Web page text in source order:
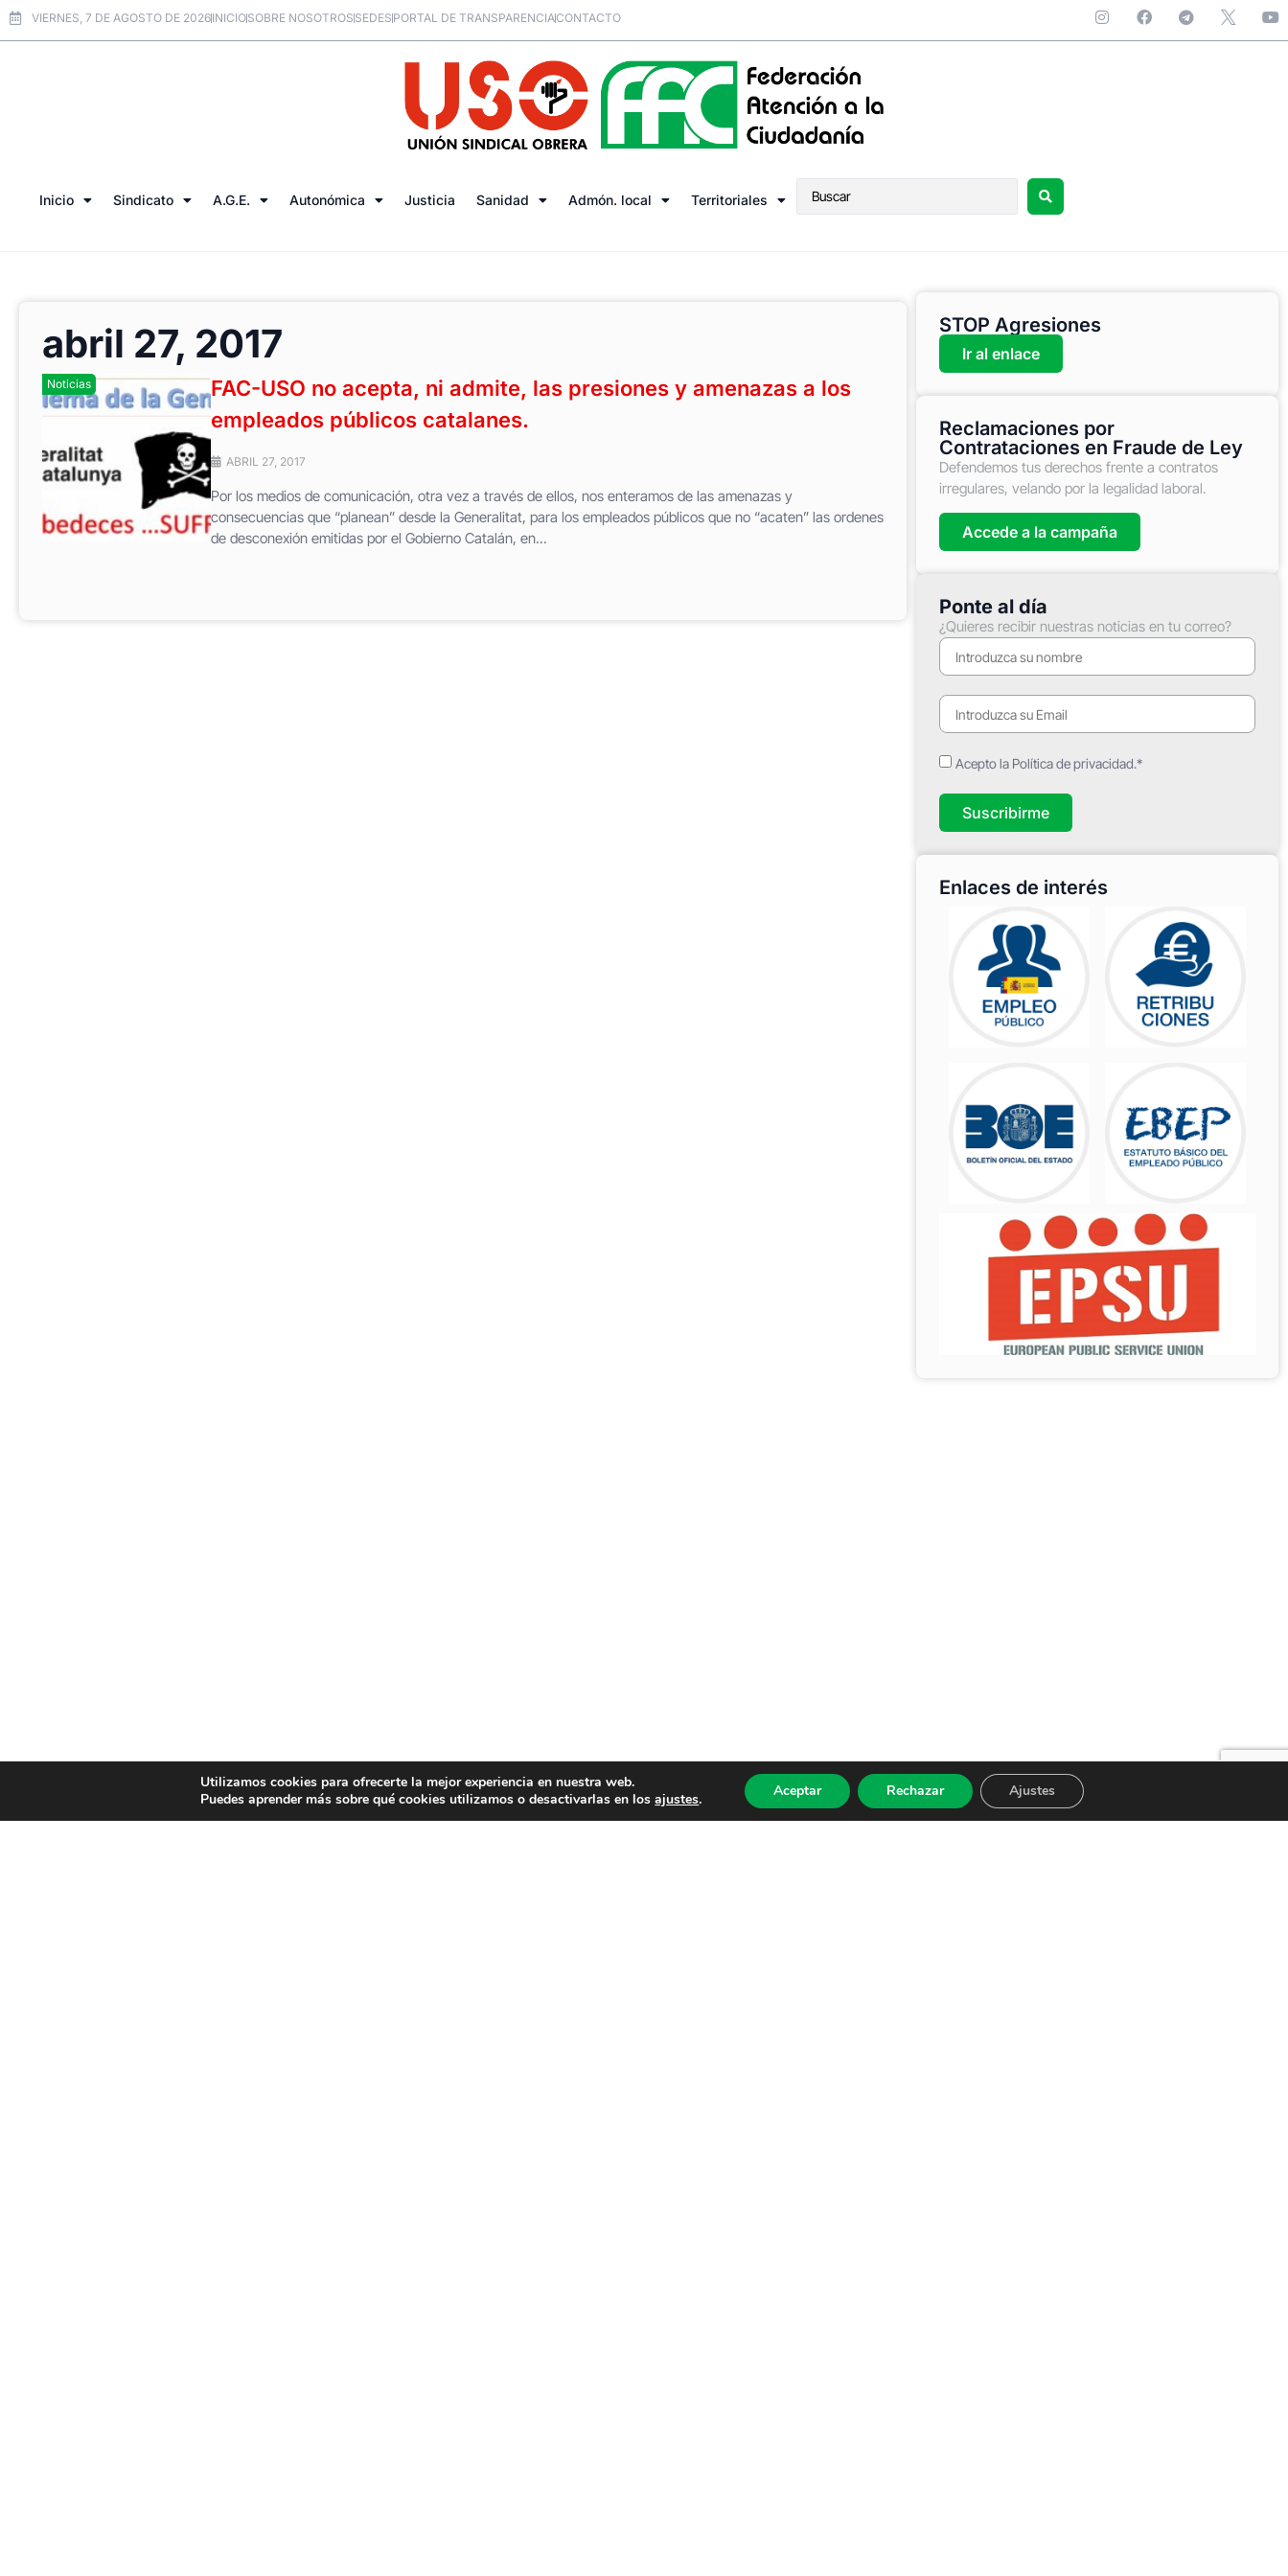
VIERNES, 7 DE AGOSTO DE 2026INICIOSOBRE NOSOTROSSEDESPORTAL DE TRANSPARENCIACONTACTO
Inicio Sindicato A.G.E. Autonómica Justicia Sanidad Admón. local Territoriales
abril 27, 2017
Noticias
FAC-USO no acepta, ni admite, las presiones y amenazas a los
empleados públicos catalanes.
ABRIL 27, 2017
Por los medios de comunicación, otra vez a través de ellos, nos enteramos de las amenazas y
consecuencias que “planean” desde la Generalitat, para los empleados públicos que no “acaten” las ordenes
de desconexión emitidas por el Gobierno Catalán, en...
STOP Agresiones
Ir al enlace
Reclamaciones por
Contrataciones en Fraude de Ley
Defendemos tus derechos frente a contratos
irregulares, velando por la legalidad laboral.
Accede a la campaña
Ponte al día
¿Quieres recibir nuestras noticias en tu correo?
Acepto la Política de privacidad.*
Suscribirme
Enlaces de interés
Utilizamos cookies para ofrecerte la mejor experiencia en nuestra web.
Puedes aprender más sobre qué cookies utilizamos o desactivarlas en losajustes. Aceptar Rechazar Ajustes